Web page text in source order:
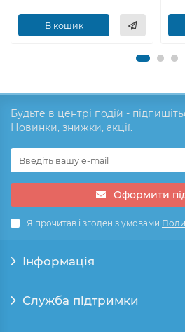
В кошик
Будьте в центрі подій -
Новинки, знижки, акції.
Оформити
Я прочитав і згоден з умовами
Інформація
Служба підтримки